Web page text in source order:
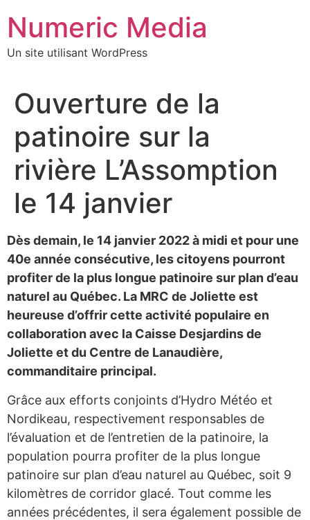
contenu
Numeric Media
Un site utilisant WordPress
Ouverture de la
patinoire sur la
rivière L’Assomption
le 14 janvier
Dès demain, le 14 janvier 2022 à midi et pour une
40e année consécutive, les citoyens pourront
profiter de la plus longue patinoire sur plan d’eau
naturel au Québec. La MRC de Joliette est
heureuse d’offrir cette activité populaire en
collaboration avec la Caisse Desjardins de
Joliette et du Centre de Lanaudière,
commanditaire principal.
Grâce aux efforts conjoints d’Hydro Météo et
Nordikeau, respectivement responsables de
l’évaluation et de l’entretien de la patinoire, la
population pourra profiter de la plus longue
patinoire sur plan d’eau naturel au Québec, soit 9
kilomètres de corridor glacé. Tout comme les
années précédentes, il sera également possible de